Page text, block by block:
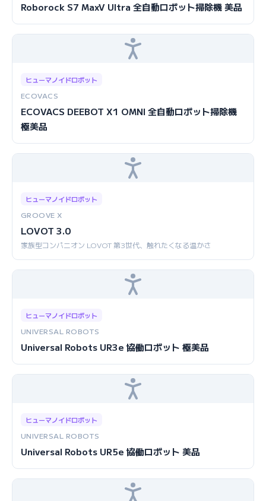
Roborock S7 MaxV Ultra 全自動ロボット掃除機 美品
ヒューマノイドロボット
ECOVACS
ECOVACS DEEBOT X1 OMNI 全自動ロボット掃除機
極美品
ヒューマノイドロボット
GROOVE X
LOVOT 3.0
家族型コンパニオン LOVOT 第3世代、触れたくなる温かさ
ヒューマノイドロボット
UNIVERSAL ROBOTS
Universal Robots UR3e 協働ロボット 極美品
ヒューマノイドロボット
UNIVERSAL ROBOTS
Universal Robots UR5e 協働ロボット 美品